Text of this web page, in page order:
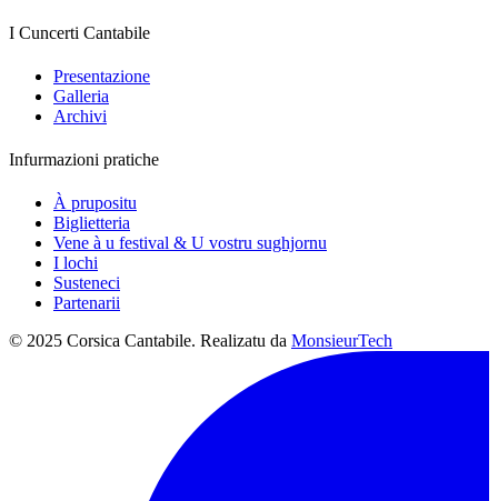
I Cuncerti Cantabile
Presentazione
Galleria
Archivi
Infurmazioni pratiche
À prupositu
Biglietteria
Vene à u festival & U vostru sughjornu
I lochi
Susteneci
Partenarii
© 2025 Corsica Cantabile. Realizatu da MonsieurTech